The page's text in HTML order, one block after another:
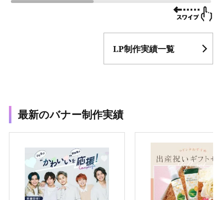
LP制作実績一覧
最新のバナー制作実績